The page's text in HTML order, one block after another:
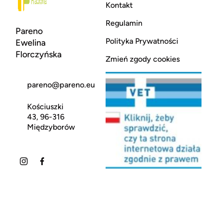
Pareno
Ewelina
Florczyńska
pareno@pareno.eu
Kościuszki
43, 96-316
Międzyborów
Kontakt
Regulamin
Polityka Prywatności
Zmień zgody cookies